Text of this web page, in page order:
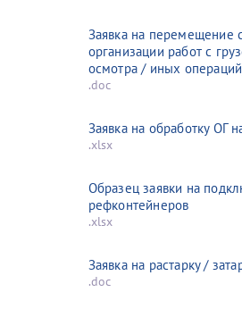
Заявка на перемещение
организации работ с
осмотра / иных
.doc
Заявка на обработку ОГ
.xlsx
Образец заявки на
рефконтейнеров
.xlsx
Заявка на растарку /
.doc